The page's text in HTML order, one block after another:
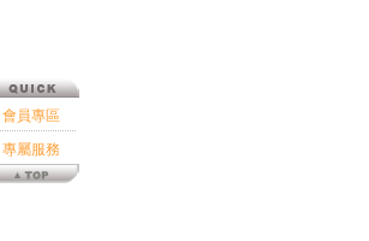
會員專區
專屬服務